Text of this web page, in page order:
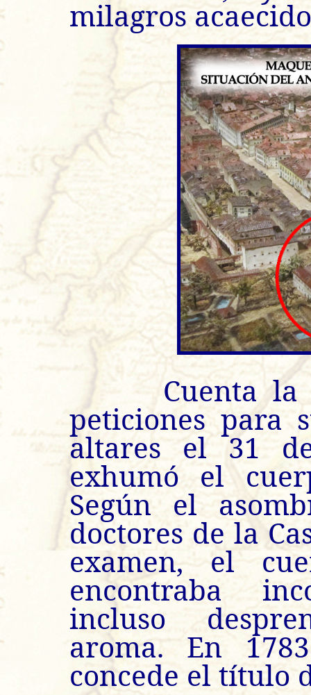
milagros
Cuenta la
peticiones para
altares el 31
exhumó el
Según el
doctores de la
examen, el
encontraba
incluso
aroma. En
concede el título